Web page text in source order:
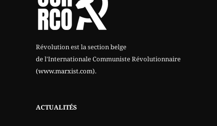
Révolution est la section belge
de l'Internationale Communiste Révolutionnaire
(www.marxist.com).
ACTUALITÉS